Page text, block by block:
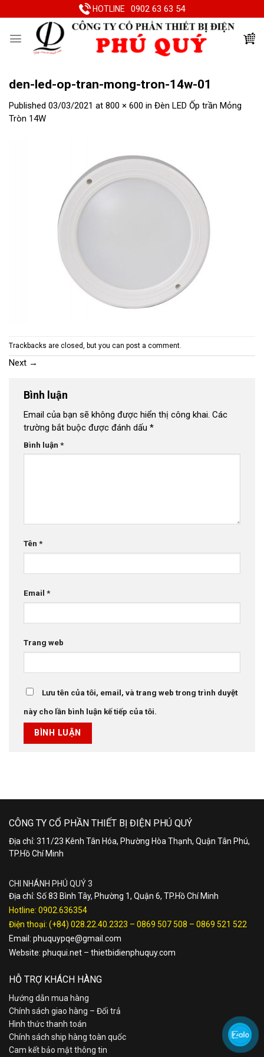
to
HOTLINE 0902 63 63 54
den-led-op-tran-mong-tron-14w-01
Published 03/03/2021 at 800 × 600 in Đèn LED Ốp trần Mỏng
Tròn 14W
Trackbacks are closed, but you can post a comment.
Next →
Bình luận
Email của bạn sẽ không được hiển thị công khai. Các
trường bắt buộc được đánh dấu *
Bình luận *
Tên *
Email *
Trang web
Lưu tên của tôi, email, và trang web trong trình duyệt
này cho lần bình luận kế tiếp của tôi.
CÔNG TY CỔ PHẦN THIẾT BỊ ĐIỆN PHÚ QUÝ
Địa chỉ: 311/23 Kênh Tân Hóa, Phường Hòa Thạnh, Quận Tân Phú,
TP.Hồ Chí Minh
CHI NHÁNH PHÚ QUÝ 3
Địa chỉ: Số 83 Bình Tây, Phường 1, Quận 6, TP.Hồ Chí Minh
Hotline: 0902.636354
Điện thoại: (+84) 028.22.40.2323 – 0869 507 508 – 0869 521 522
Email: phuquypqe@gmail.com
Website: phuqui.net – thietbidienphuquy.com
HỖ TRỢ KHÁCH HÀNG
Hướng dẫn mua hàng
Chính sách giao hàng – Đổi trả
Hình thức thanh toán
Chính sách ship hàng toàn quốc
Cam kết bảo mật thông tin